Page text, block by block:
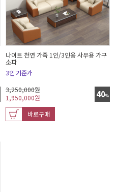
나이트 천연 가죽 1인/3인용 사무용 가구
소파
3인 기준가
40%
3,250,000원
1,950,000원
바로구매